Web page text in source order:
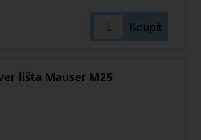
lišta Mauser M25